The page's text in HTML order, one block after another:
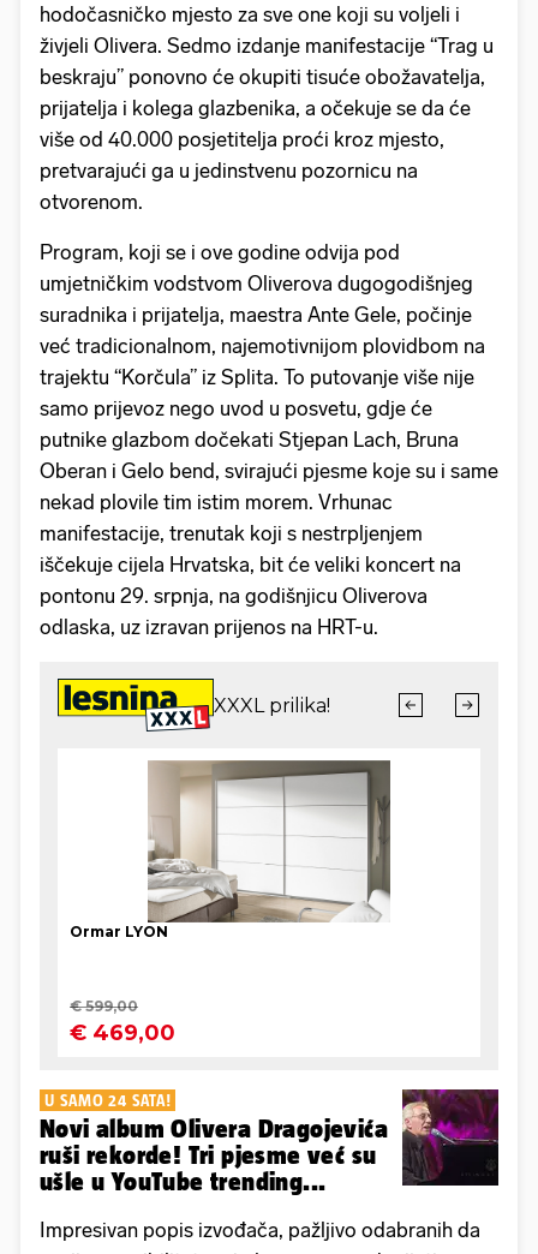
hodočasničko mjesto za sve one koji su voljeli i
živjeli Olivera. Sedmo izdanje manifestacije “Trag u
beskraju” ponovno će okupiti tisuće obožavatelja,
prijatelja i kolega glazbenika, a očekuje se da će
više od 40.000 posjetitelja proći kroz mjesto,
pretvarajući ga u jedinstvenu pozornicu na
otvorenom.
Program, koji se i ove godine odvija pod
umjetničkim vodstvom Oliverova dugogodišnjeg
suradnika i prijatelja, maestra Ante Gele, počinje
već tradicionalnom, najemotivnijom plovidbom na
trajektu “Korčula” iz Splita. To putovanje više nije
samo prijevoz nego uvod u posvetu, gdje će
putnike glazbom dočekati Stjepan Lach, Bruna
Oberan i Gelo bend, svirajući pjesme koje su i same
nekad plovile tim istim morem. Vrhunac
manifestacije, trenutak koji s nestrpljenjem
iščekuje cijela Hrvatska, bit će veliki koncert na
pontonu 29. srpnja, na godišnjicu Oliverova
odlaska, uz izravan prijenos na HRT-u.
U SAMO 24 SATA!
Novi album Olivera Dragojevića
ruši rekorde! Tri pjesme već su
ušle u YouTube trending...
Impresivan popis izvođača, pažljivo odabranih da